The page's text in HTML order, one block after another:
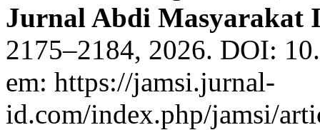
Jurnal Abdi Masyarakat
2175–2184, 2026. DOI:
em: https://jamsi.jurnal-
id.com/index.php/jamsi/